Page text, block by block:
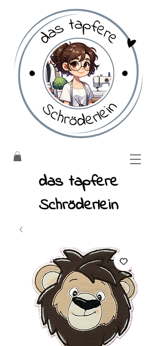
​das tapfere
Schröderlein